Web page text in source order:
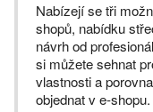
Nabízejí se tři
shopů, nabídku
návrh od
si můžete sehnat
vlastnosti a
objednat v e-